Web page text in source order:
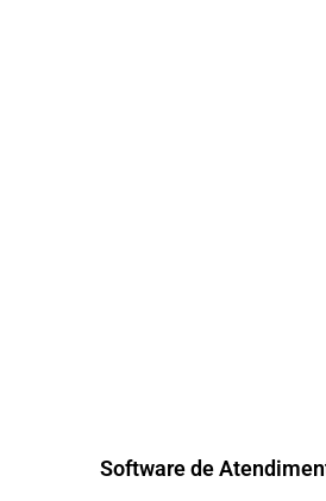
Software de